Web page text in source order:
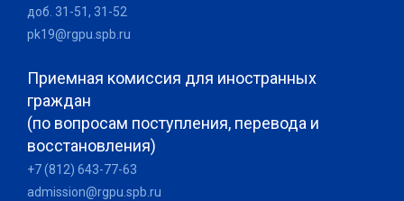
доб. 31-51, 31-52
pk19@rgpu.spb.ru
Приемная комиссия для иностранных
граждан
(по вопросам поступления, перевода и
восстановления)
+7 (812) 643-77-63
admission@rgpu.spb.ru